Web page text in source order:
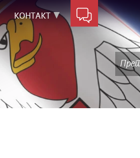
КОНТАКТ